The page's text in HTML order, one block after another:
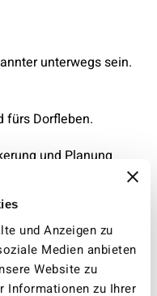
und Anzeigen zu
Medien anbieten
Website zu
Informationen zu Ihrer
unterwegs sein.
fürs Dorfleben.
und Planung
die positiven